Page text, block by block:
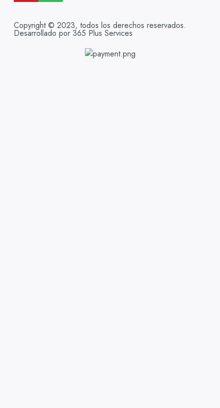
Copyright © 2023, todos los derechos reservados.
Desarrollado por 365 Plus Services